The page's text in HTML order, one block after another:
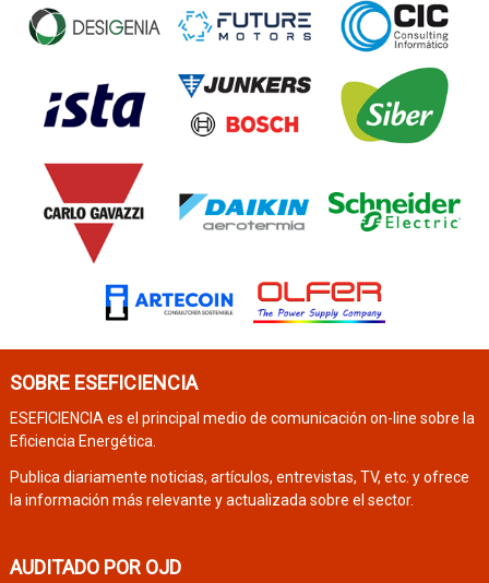
SOBRE ESEFICIENCIA
ESEFICIENCIA es el principal medio de comunicación on-line sobre la
Eficiencia Energética.
Publica diariamente noticias, artículos, entrevistas, TV, etc. y ofrece
la información más relevante y actualizada sobre el sector.
AUDITADO POR OJD